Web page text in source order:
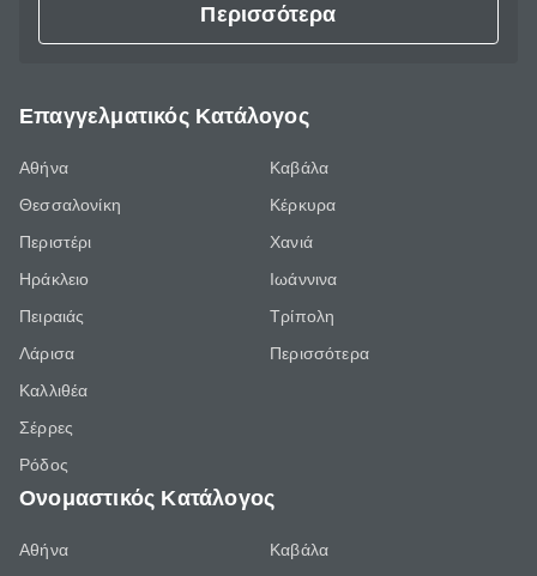
Περισσότερα
Επαγγελματικός Κατάλογος
Αθήνα
Θεσσαλονίκη
Περιστέρι
Ηράκλειο
Πειραιάς
Λάρισα
Καλλιθέα
Σέρρες
Ρόδος
Καβάλα
Κέρκυρα
Χανιά
Ιωάννινα
Τρίπολη
Περισσότερα
Ονομαστικός Κατάλογος
Αθήνα Καβάλα